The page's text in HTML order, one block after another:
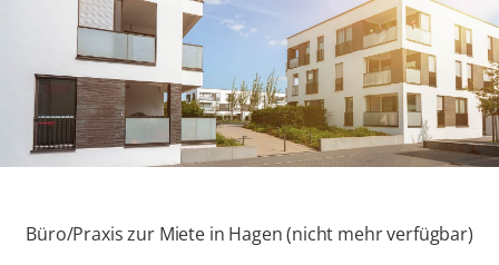
Büro/Praxis zur Miete in Hagen (nicht mehr verfügbar)